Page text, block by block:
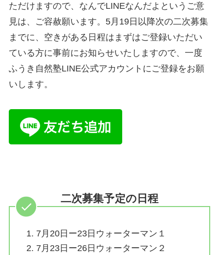
ただけますので、なんでLINEなんだよというご意
見は、ご容赦願います。5月19日以降次の二次募集
までに、空きがある日程はまずはご登録いただい
ている方に事前にお知らせいたしますので、一度
ふうき自然塾LINE公式アカウントにご登録をお願
いします。
二次募集予定の日程
7月20日ー23日ウォーターマン１
7月23日ー26日ウォーターマン２